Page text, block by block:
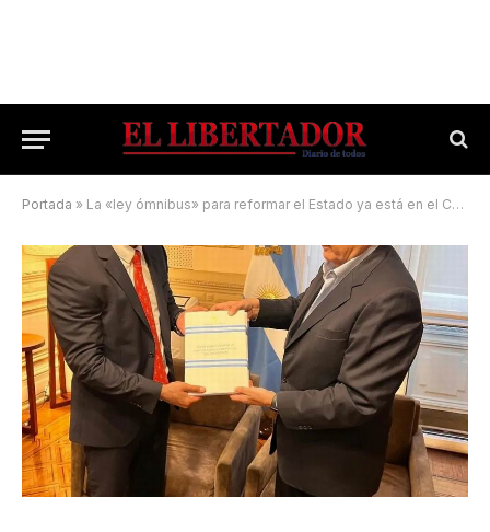
Portada » La «ley ómnibus» para reformar el Estado ya está en el Congreso